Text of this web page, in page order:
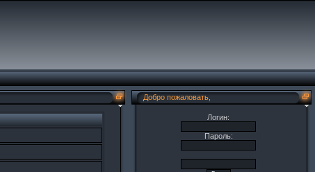
Добро пожаловать,
Логин:
Пароль: